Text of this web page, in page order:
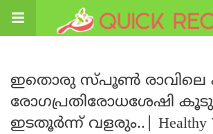
ഇതൊരു സ്പൂൺ രാവിലെ
രോഗപ്രതിരോധശേഷി
ഇടതൂർന്ന് വളരും..| Healthy